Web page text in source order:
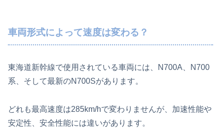
車両形式によって速度は変わる？
東海道新幹線で使用されている車両には、N700A、N700
系、そして最新のN700Sがあります。
どれも最高速度は285km/hで変わりませんが、加速性能や
安定性、安全性能には違いがあります。